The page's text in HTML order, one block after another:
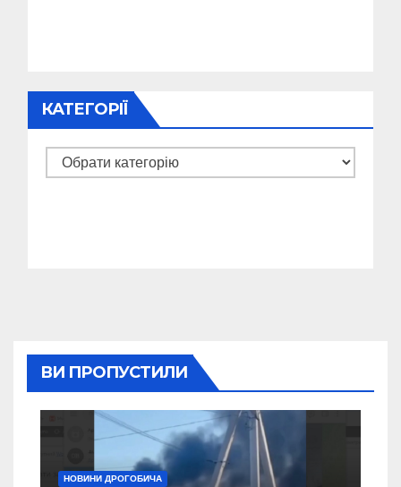
КАТЕГОРІЇ
Категорії
ВИ ПРОПУСТИЛИ
НОВИНИ ДРОГОБИЧА